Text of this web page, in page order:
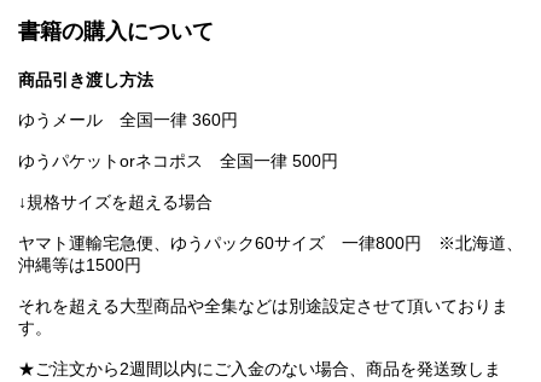
書籍の購入について
商品引き渡し方法
ゆうメール 全国一律 360円
ゆうパケットorネコポス 全国一律 500円
↓規格サイズを超える場合
ヤマト運輸宅急便、ゆうパック60サイズ 一律800円 ※北海道、
沖縄等は1500円
それを超える大型商品や全集などは別途設定させて頂いておりま
す。
★ご注文から2週間以内にご入金のない場合、商品を発送致しま